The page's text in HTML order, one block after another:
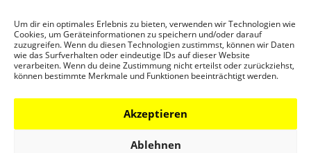
Um dir ein optimales Erlebnis zu bieten, verwenden wir Technologien wie
Cookies, um Geräteinformationen zu speichern und/oder darauf
zuzugreifen. Wenn du diesen Technologien zustimmst, können wir Daten
wie das Surfverhalten oder eindeutige IDs auf dieser Website
verarbeiten. Wenn du deine Zustimmung nicht erteilst oder zurückziehst,
können bestimmte Merkmale und Funktionen beeinträchtigt werden.
Akzeptieren
Ablehnen
Ansprechpartner
SAMMLUNGEN